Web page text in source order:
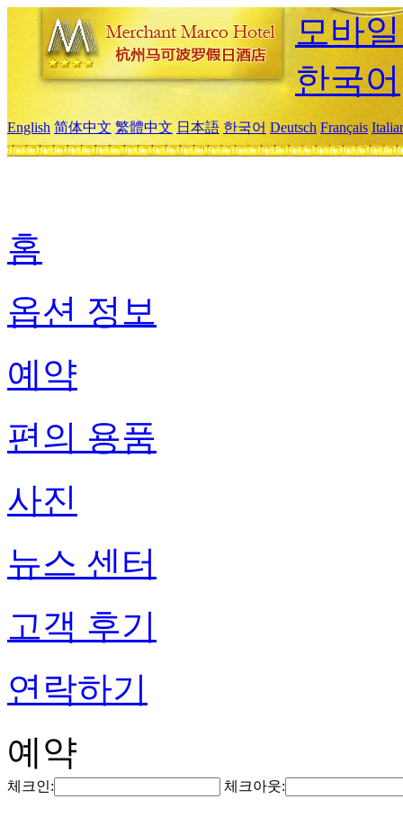
모바
한국어
English 简体中文 繁體中文 日本語 한국어 Deutsch Français
홈
옵션 정보
예약
편의 용품
사진
뉴스 센터
고객 후기
연락하기
예약
체크인: 체크아웃: